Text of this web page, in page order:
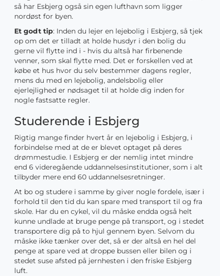
så har Esbjerg også sin egen lufthavn som ligger
nordøst for byen.
Et godt tip: Inden du lejer en lejebolig i Esbjerg, så tjek
op om det er tilladt at holde husdyr i den bolig du
gerne vil flytte ind i - hvis du altså har firbenende
venner, som skal flytte med. Det er forskellen ved at
købe et hus hvor du selv bestemmer dagens regler,
mens du med en lejebolig, andelsbolig eller
ejerlejlighed er nødsaget til at holde dig inden for
nogle fastsatte regler.
Studerende i Esbjerg
Rigtig mange finder hvert år en lejebolig i Esbjerg, i
forbindelse med at de er blevet optaget på deres
drømmestudie. I Esbjerg er der nemlig intet mindre
end 6 videregående uddannelsesinstitutioner, som i alt
tilbyder mere end 60 uddannelsesretninger.
At bo og studere i samme by giver nogle fordele, især i
forhold til den tid du kan spare med transport til og fra
skole. Har du en cykel, vil du måske endda også helt
kunne undlade at bruge penge på transport, og i stedet
transportere dig på to hjul gennem byen. Selvom du
måske ikke tænker over det, så er der altså en hel del
penge at spare ved at droppe bussen eller bilen og i
stedet suse afsted på jernhesten i den friske Esbjerg
luft.